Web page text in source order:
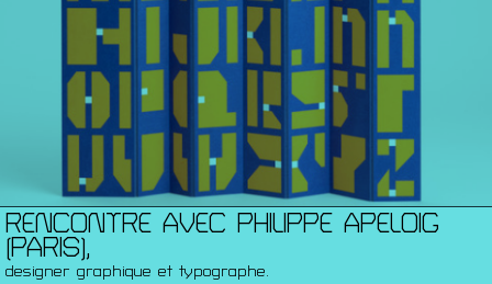
RENCONTRE AVEC PHILIPPE APELOIG
(PARIS),
designer graphique et typographe.